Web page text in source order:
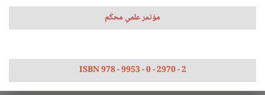
مؤتمر علمي محكّم
ISBN 978 - 9953 - 0 - 2970 - 2